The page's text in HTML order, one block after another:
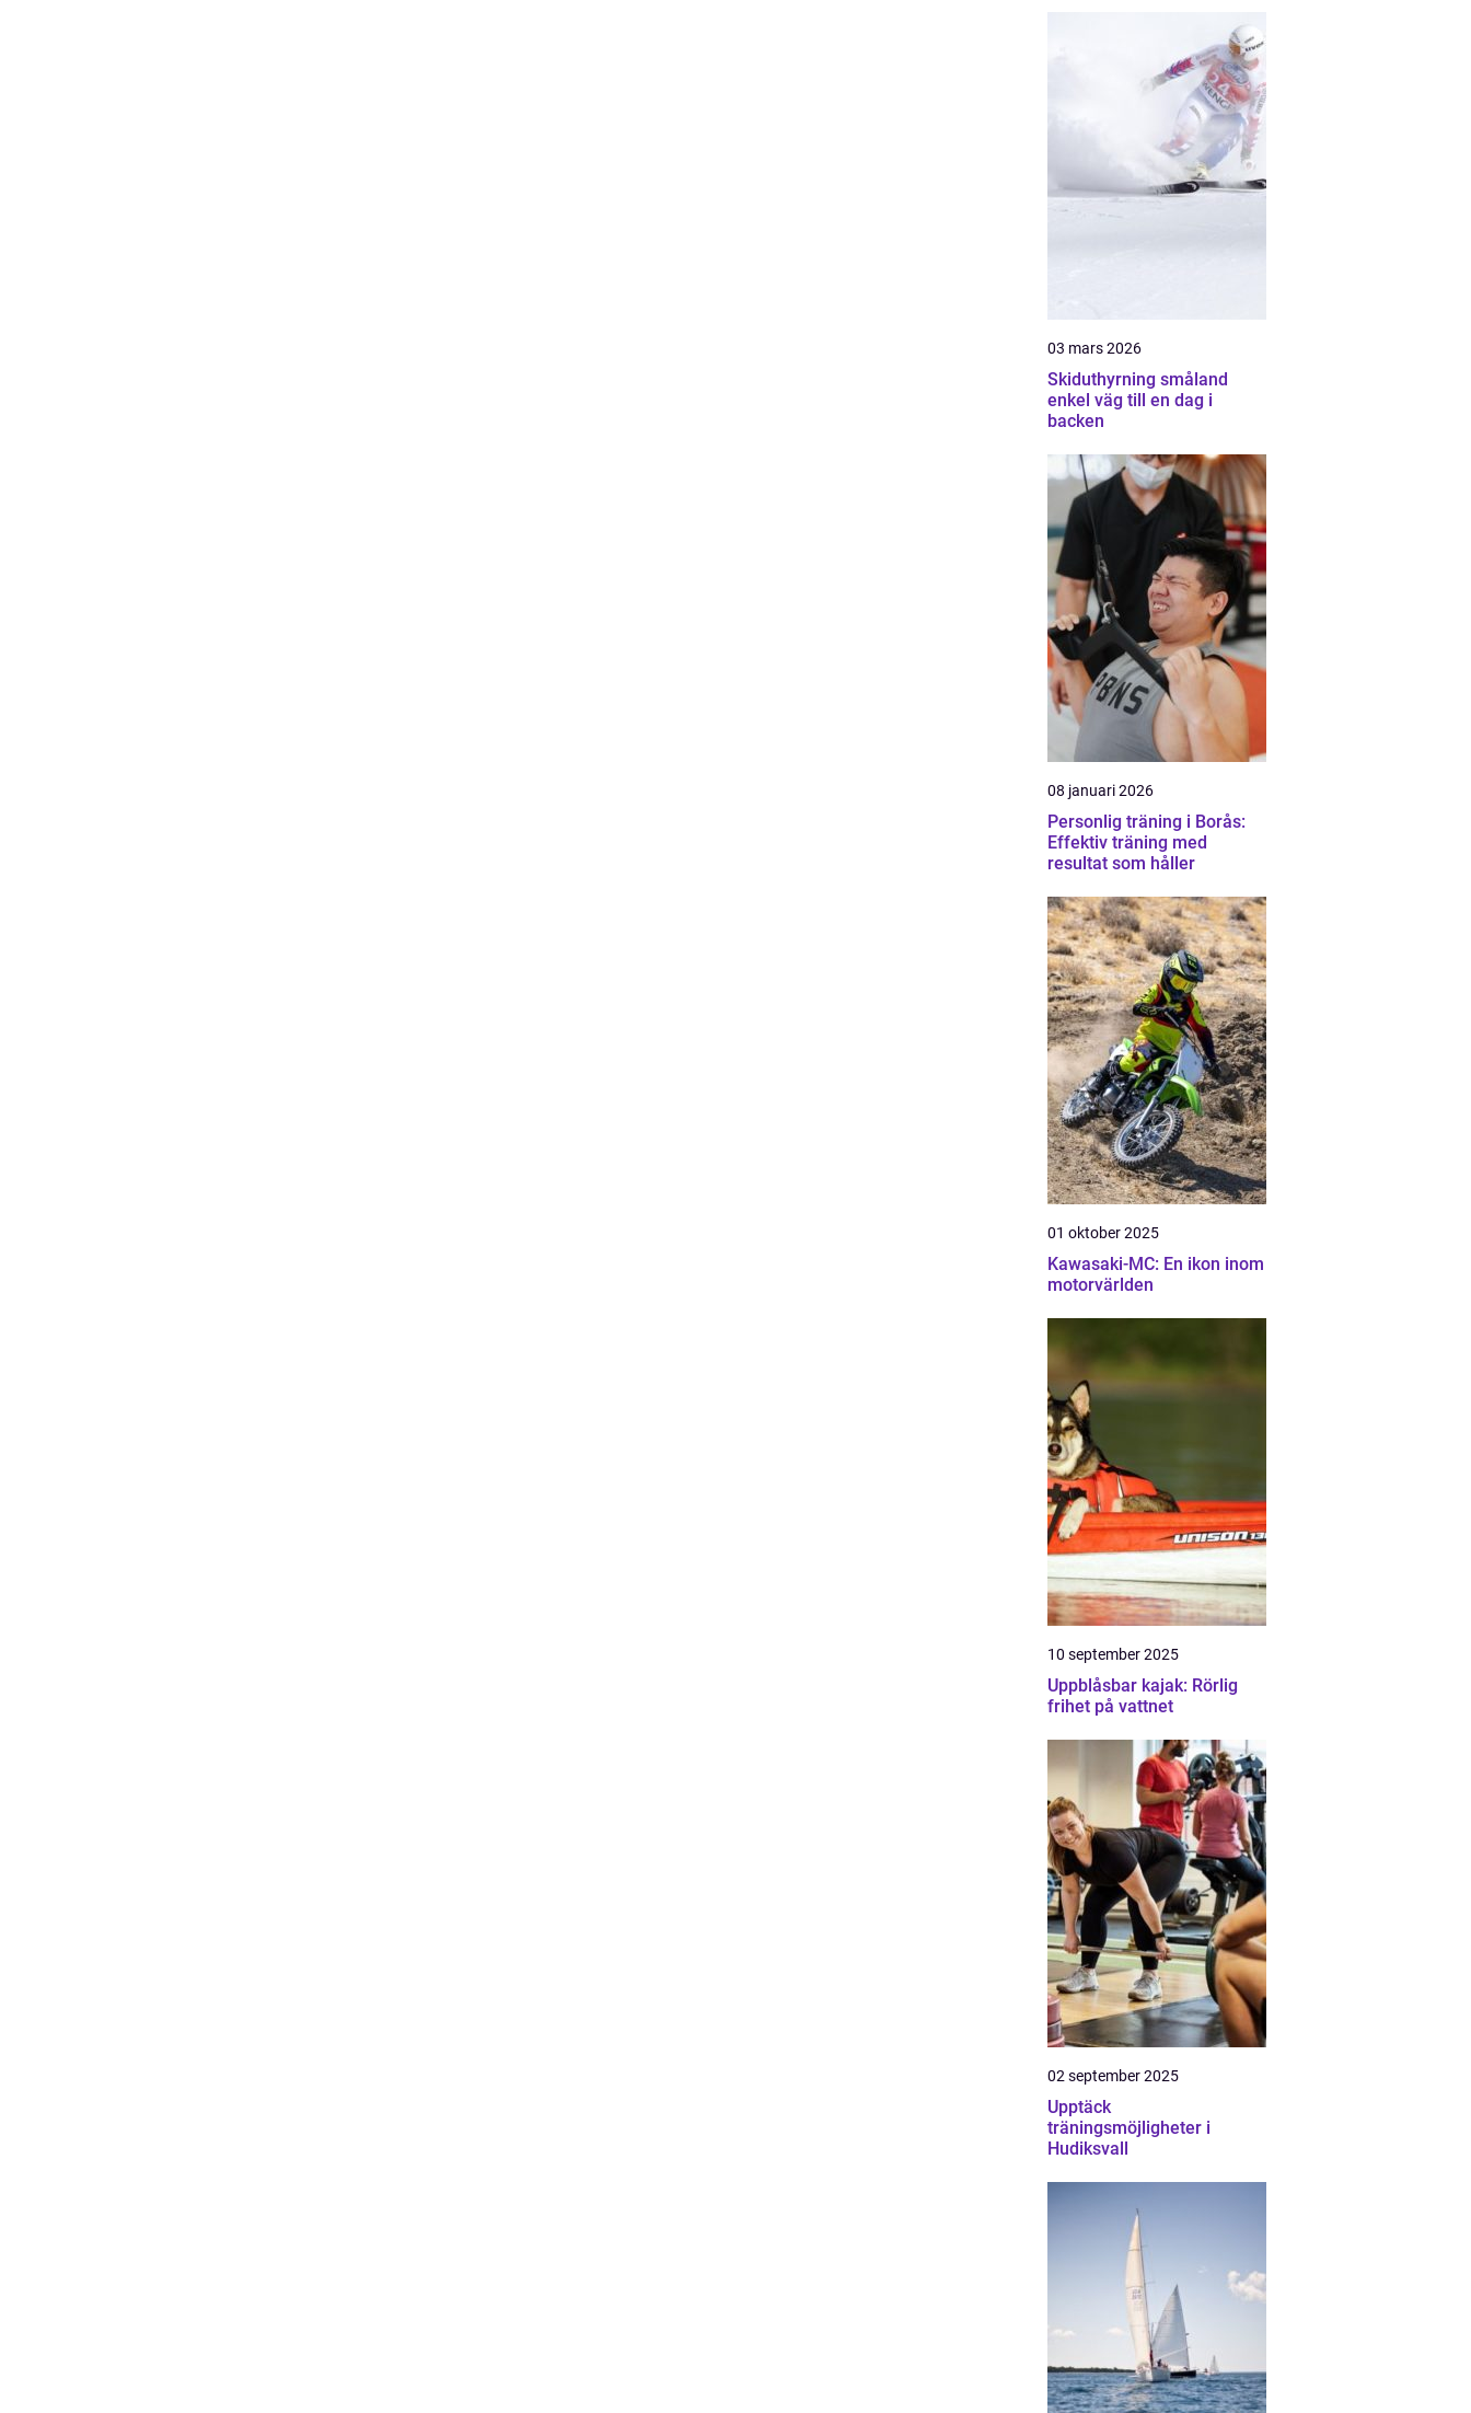
03 mars 2026
Skiduthyrning småland
enkel väg till en dag i
backen
08 januari 2026
Personlig träning i Borås:
Effektiv träning med
resultat som håller
01 oktober 2025
Kawasaki-MC: En ikon inom
motorvärlden
10 september 2025
Uppblåsbar kajak: Rörlig
frihet på vattnet
02 september 2025
Upptäck
träningsmöjligheter i
Hudiksvall